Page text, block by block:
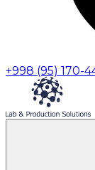
+998 (95) 170-